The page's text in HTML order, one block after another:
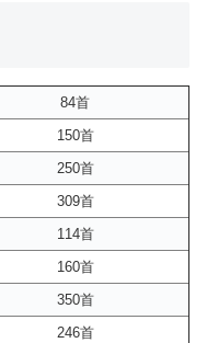
84首
150首
250首
309首
114首
160首
350首
246首